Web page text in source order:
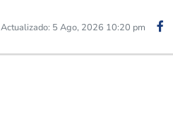
Actualizado: 5 Ago, 2026 10:20 pm